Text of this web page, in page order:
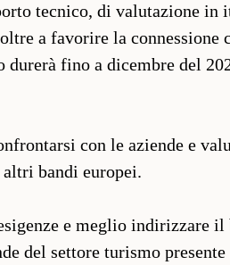
tecnico, di valutazione
a favorire la connessione
fino a dicembre del
con le aziende e
bandi europei.
e meglio indirizzare il
del settore turismo